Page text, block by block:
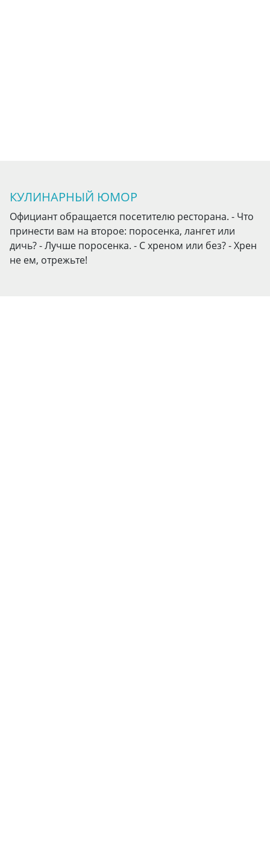
КУЛИНАРНЫЙ ЮМОР
Официант обращается посетителю ресторана. - Что
принести вам на второе: поросенка, лангет или
дичь? - Лучше поросенка. - С хреном или без? - Хрен
не ем, отрежьте!